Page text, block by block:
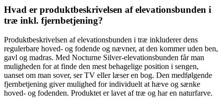
Hvad er produktbeskrivelsen af elevationsbunden i
træ inkl. fjernbetjening?
Produktbeskrivelsen af elevationsbunden i træ inkluderer dens
regulerbare hoved- og fodende og nævner, at den kommer uden ben,
gavl og madras. Med Nocturne Silver-elevationsbunden får man
muligheden for at finde den mest behagelige position i sengen,
uanset om man sover, ser TV eller læser en bog. Den medfølgende
fjernbetjening giver mulighed for individuelt at hæve og sænke
hoved- og fodenden. Produktet er lavet af træ og har en naturfarve.